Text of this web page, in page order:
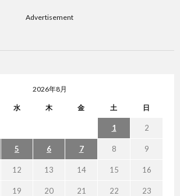
Advertisement
2026年8月
水 木 金 土 日
1 2
5 6 7 8 9
12 13 14 15 16
19 20 21 22 23